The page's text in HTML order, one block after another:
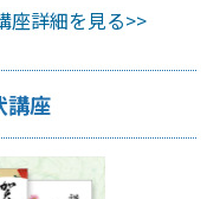
座詳細を見る>>
講座